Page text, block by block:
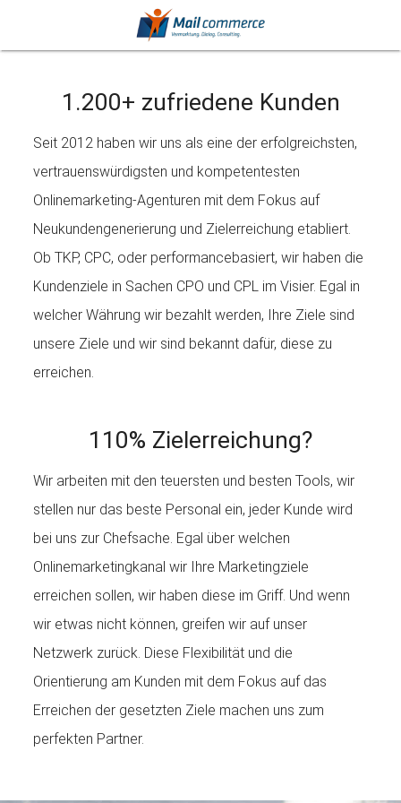
Leistungen
1.200+ zufriedene Kunden
Seit 2012 haben wir uns als eine der erfolgreichsten,
vertrauenswürdigsten und kompetentesten
Onlinemarketing-Agenturen mit dem Fokus auf
Neukundengenerierung und Zielerreichung etabliert.
Ob TKP, CPC, oder performancebasiert, wir haben die
Kundenziele in Sachen CPO und CPL im Visier. Egal in
welcher Währung wir bezahlt werden, Ihre Ziele sind
unsere Ziele und wir sind bekannt dafür, diese zu
erreichen.
110% Zielerreichung?
Wir arbeiten mit den teuersten und besten Tools, wir
stellen nur das beste Personal ein, jeder Kunde wird
bei uns zur Chefsache. Egal über welchen
Onlinemarketingkanal wir Ihre Marketingziele
erreichen sollen, wir haben diese im Griff. Und wenn
wir etwas nicht können, greifen wir auf unser
Netzwerk zurück. Diese Flexibilität und die
Orientierung am Kunden mit dem Fokus auf das
Erreichen der gesetzten Ziele machen uns zum
perfekten Partner.